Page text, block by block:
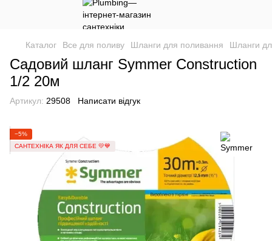
Каталог Все для поливу Шланги для поливання Шланги
Садовий шланг Symmer Construction
1/2 20м
Артикул: 29508 Написати відгук
−5%
САНТЕХНІКА ЯК ДЛЯ СЕБЕ 💛💙